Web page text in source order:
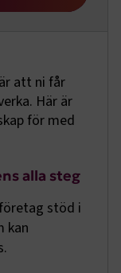
att ni får
Här är
för med
alla steg
stöd i
kan